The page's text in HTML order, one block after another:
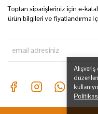
Politikası
Toptan siparişleriniz için e-
ürün bilgileri ve fiyatlandırma